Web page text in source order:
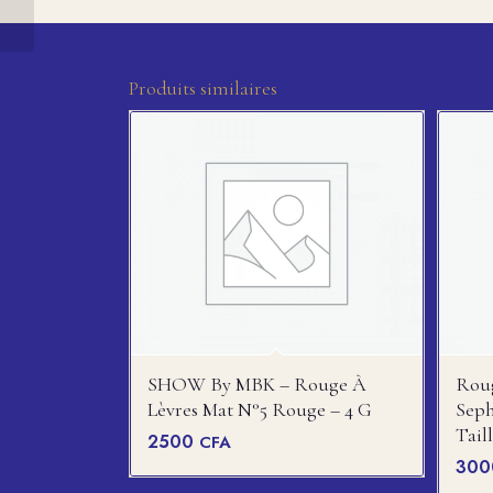
Produits similaires
SHOW By MBK – Rouge À
Lèvres Mat N°5 Rouge – 4 G
2500 CFA